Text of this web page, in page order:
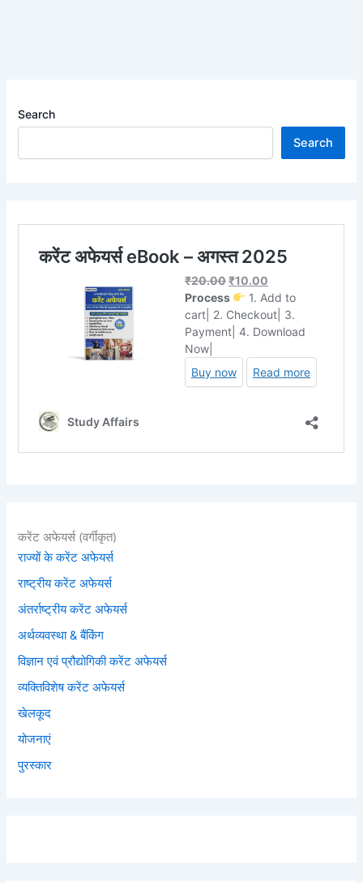
Search
Search
करेंट अफेयर्स (वर्गीकृत)
राज्यों के करेंट अफेयर्स
राष्ट्रीय करेंट अफेयर्स
अंतर्राष्ट्रीय करेंट अफेयर्स
अर्थव्यवस्था & बैंकिंग
विज्ञान एवं प्रौद्योगिकी करेंट अफेयर्स
व्यक्तिविशेष करेंट अफेयर्स
खेलकूद
योजनाएं
पुरस्कार